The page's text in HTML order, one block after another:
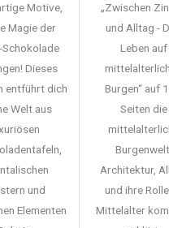
Motive,
Magie der
Schokolade
Dieses
entführt dich
Welt aus
und
Elementen
„Zwischen
und Alltag -
Leben auf
Burgen“ auf
Seiten die
Architektur,
und ihre
Mittelalter